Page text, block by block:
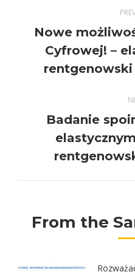
navigation
Nowe
Cyfrowej! –
rentgenowski
Badanie
From the